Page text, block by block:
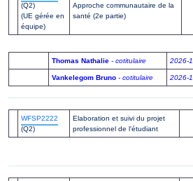
(Q2)
(UE gérée en
équipe)
Approche communautaire de la
santé (2e partie)
Thomas Nathalie - cotitulaire 2026-1
Vankelegom Bruno - cotitulaire 2026-1
WFSP2222
(Q2)
Elaboration et suivi du projet
professionnel de l'étudiant